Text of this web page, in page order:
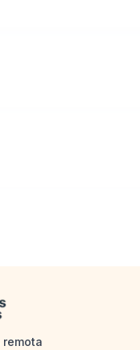
remota